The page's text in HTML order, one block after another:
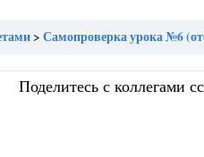
Самопроверка урока №6
Поделитесь с коллегами